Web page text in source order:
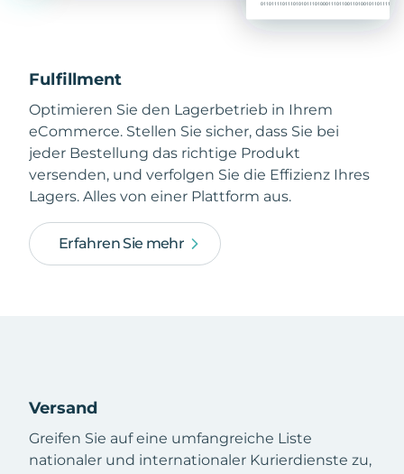
Fulfillment
Optimieren Sie den Lagerbetrieb in Ihrem
eCommerce. Stellen Sie sicher, dass Sie bei
jeder Bestellung das richtige Produkt
versenden, und verfolgen Sie die Effizienz Ihres
Lagers. Alles von einer Plattform aus.
Erfahren Sie mehr
Versand
Greifen Sie auf eine umfangreiche Liste
nationaler und internationaler Kurierdienste zu,